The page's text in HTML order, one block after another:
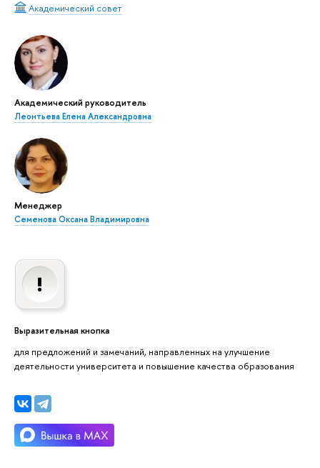
Академический совет
Академический руководитель
Леонтьева Елена Александровна
Менеджер
Семенова Оксана Владимировна
Выразительная кнопка
для предложений и замечаний, направленных на улучшение
деятельности университета и повышение качества образования